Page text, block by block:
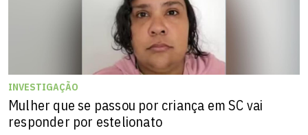
INVESTIGAÇÃO
Mulher que se passou por criança em SC vai
responder por estelionato